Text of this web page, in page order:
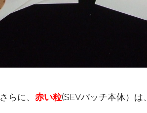
さらに、 赤い粒(SEVパッチ本体）は、